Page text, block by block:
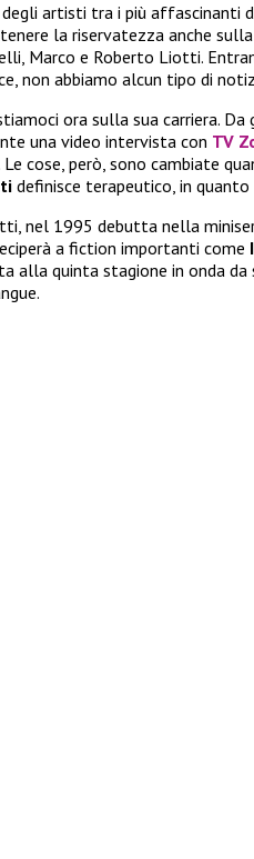
degli artisti tra i più affascinanti
la riservatezza anche
Marco e Roberto Liotti.
non abbiamo alcun tipo di
ora sulla sua carriera.
una video intervista con TV
Le cose, però, sono cambiate
definisce terapeutico, in
nel 1995 debutta nella
a fiction importanti come
alla quinta stagione in onda